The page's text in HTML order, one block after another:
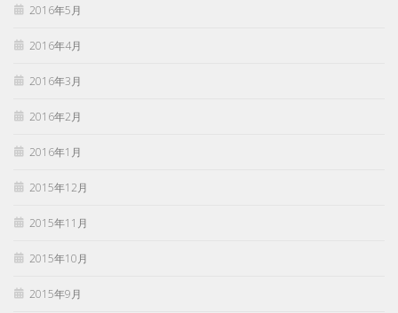
2016年5月
2016年4月
2016年3月
2016年2月
2016年1月
2015年12月
2015年11月
2015年10月
2015年9月